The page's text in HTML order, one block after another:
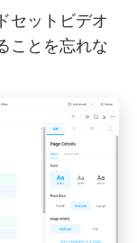
セットビデオ
ことを忘れな